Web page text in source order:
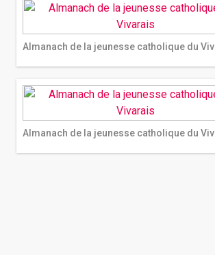
Almanach de la jeunesse catholique du
Almanach de la jeunesse catholique du